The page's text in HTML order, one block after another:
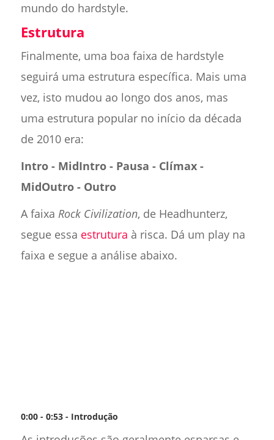
mundo do hardstyle.
Estrutura
Finalmente, uma boa faixa de hardstyle
seguirá uma estrutura específica. Mais uma
vez, isto mudou ao longo dos anos, mas
uma estrutura popular no início da década
de 2010 era:
Intro - MidIntro - Pausa - Clímax -
MidOutro - Outro
A faixa Rock Civilization, de Headhunterz,
segue essa estrutura à risca. Dá um play na
faixa e segue a análise abaixo.
0:00 - 0:53 - Introdução